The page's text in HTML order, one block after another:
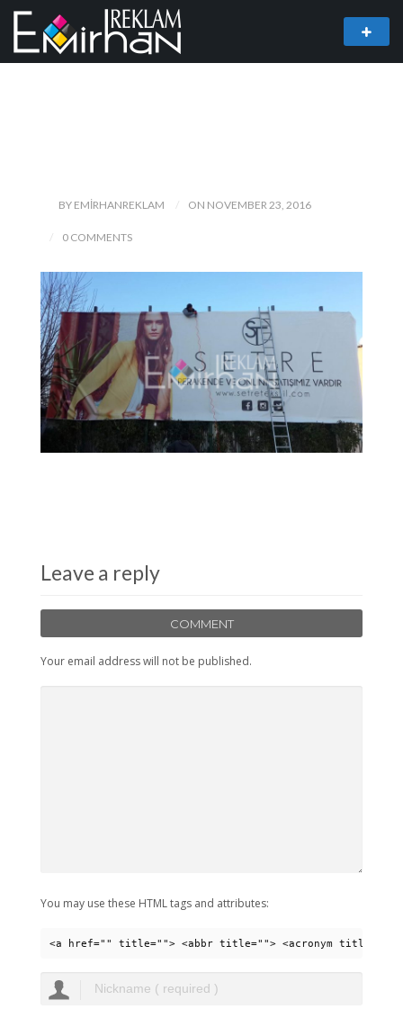
BY EMIRHANREKLAM ON NOVEMBER 23, 2016
0 COMMENTS
Leave a reply
COMMENT
Your email address will not be published.
You may use these HTML tags and attributes:
<a href="" title=""> <abbr title=""> <acronym title="">